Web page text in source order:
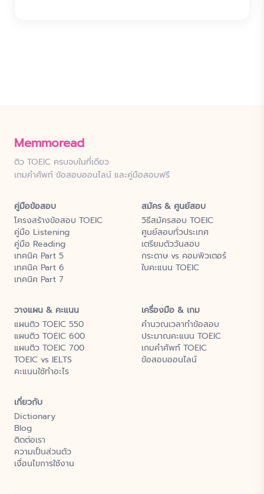
Memmoread
ติว TOEIC ครบจบในที่เดียว
เกมคำศัพท์ ข้อสอบออนไลน์ และคู่มือสอบฟรี
คู่มือข้อสอบ
โครงสร้างข้อสอบ TOEIC
คู่มือ Listening
คู่มือ Reading
เทคนิค Part 5
เทคนิค Part 6
เทคนิค Part 7
สมัคร & ศูนย์สอบ
วิธีสมัครสอบ TOEIC
ศูนย์สอบทั่วประเทศ
เตรียมตัววันสอบ
กระดาษ vs คอมพิวเตอร์
ใบคะแนน TOEIC
วางแผน & คะแนน
แผนติว TOEIC 550
แผนติว TOEIC 600
แผนติว TOEIC 700
TOEIC vs IELTS
คะแนนใช้ทำอะไร
เครื่องมือ & เกม
คำนวณเวลาทำข้อสอบ
ประมาณคะแนน TOEIC
เกมคำศัพท์ TOEIC
ข้อสอบออนไลน์
เกี่ยวกับ
Dictionary
Blog
ติดต่อเรา
ความเป็นส่วนตัว
เงื่อนไขการใช้งาน